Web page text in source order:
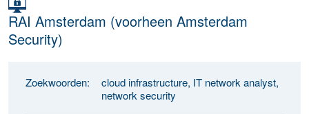
RAI Amsterdam (voorheen Amsterdam
Security)
Zoekwoorden:
cloud infrastructure, IT network analyst,
network security